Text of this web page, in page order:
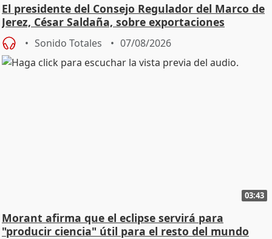
El presidente del Consejo Regulador del Marco de
Jerez, César Saldaña, sobre exportaciones
Sonido Totales 07/08/2026
03:43
Morant afirma que el eclipse servirá para
"producir ciencia" útil para el resto del mundo